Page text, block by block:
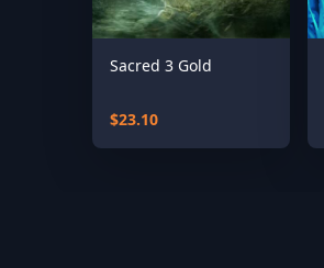
Sacred 3 Gold
$23.10